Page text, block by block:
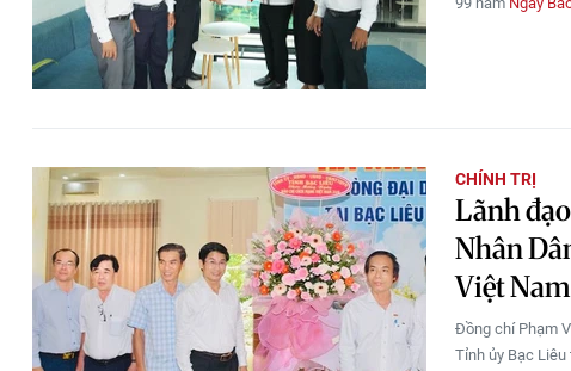
CHÍNH TRỊ
Lãnh
Nhân
Việt Nam
Đồng chí Phạm
Tỉnh ủy Bạc